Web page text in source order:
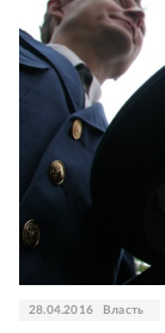
28.04.2016 Власть